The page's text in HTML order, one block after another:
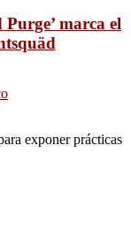
Purge’ marca el
exponer prácticas